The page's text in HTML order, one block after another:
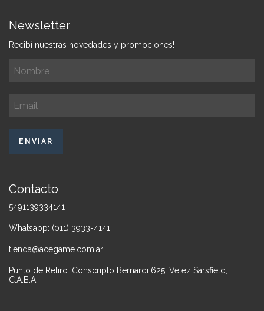
Newsletter
Recibí nuestras novedades y promociones!
Contacto
5491139334141
Whatsapp: (011) 3933-4141
tienda@acegame.com.ar
Punto de Retiro: Conscripto Bernardi 625, Vélez Sarsfield,
C.A.B.A.